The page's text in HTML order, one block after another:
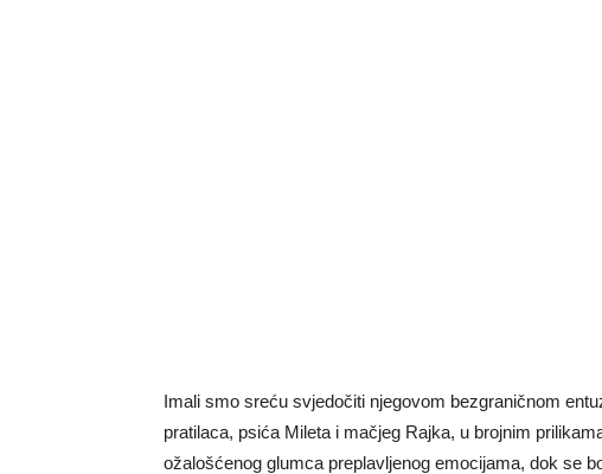
Imali smo sreću svjedočiti njegovom bezgraničnom
pratilaca, psića Mileta i mačjeg Rajka, u brojnim
ožalošćenog glumca preplavljenog emocijama, dok se